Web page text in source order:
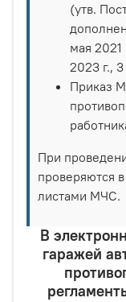
(утв.
мая 2021
2023 г.,
Приказ
При
проверяются
листами МЧС.
В
гаражей